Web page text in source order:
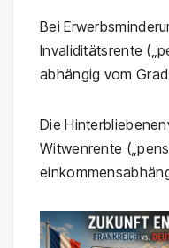
Bei
Invaliditätsrente
abhängig vom
Die
Witwenrente